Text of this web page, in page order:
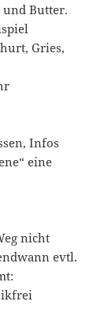
Butter.
Gries,
Infos
eine
nicht
evtl.